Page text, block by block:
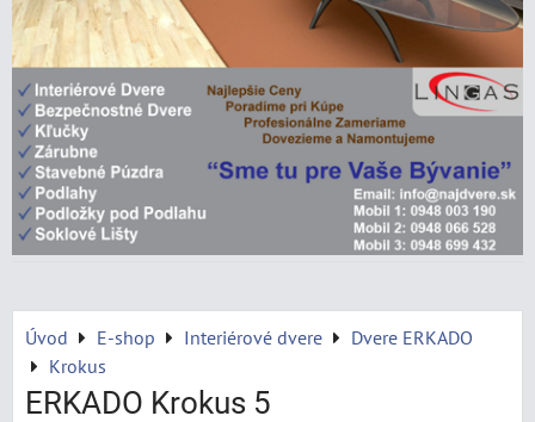
Úvod E-shop Interiérové dvere
Dvere ERKADO
Krokus
ERKADO Krokus 5